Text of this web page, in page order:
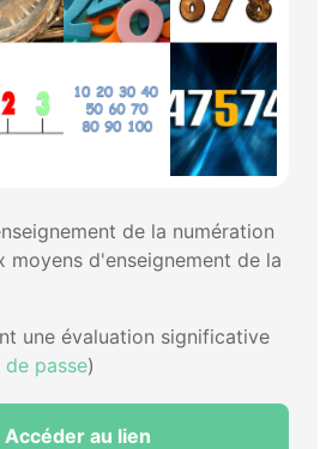
de la numération
moyens d'enseignement de la
une évaluation significative
passe)
Accéder au lien